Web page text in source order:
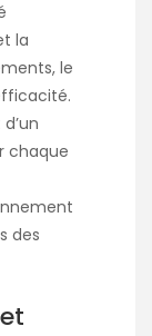
la
le
chaque
des